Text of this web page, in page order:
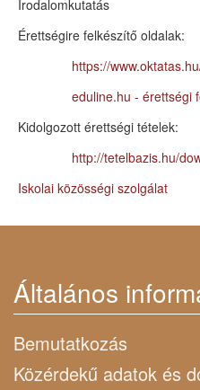
Irodalomkutatás
Érettségire felkészítő oldalak:
https://
eduline.hu - érettségi
Kidolgozott érettségi tételek:
http://tetelbazis.hu/
Iskolai közösségi szolgálat
Általános
Bemutatkozás
Közérdekű adatok és